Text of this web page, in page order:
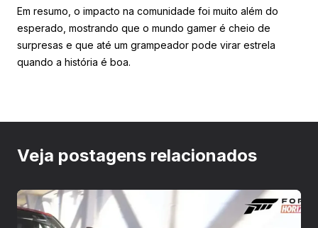
Em resumo, o impacto na comunidade foi muito além do
esperado, mostrando que o mundo gamer é cheio de
surpresas e que até um grampeador pode virar estrela
quando a história é boa.
Veja postagens relacionados